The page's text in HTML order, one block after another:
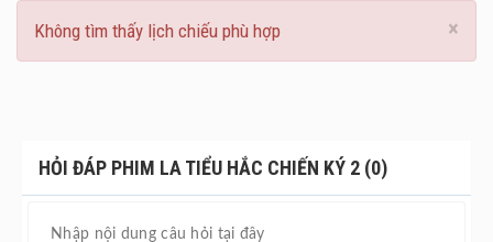
×
Không tìm thấy lịch chiếu phù hợp
HỎI ĐÁP PHIM LA TIỂU HẮC CHIẾN KÝ 2 (0)